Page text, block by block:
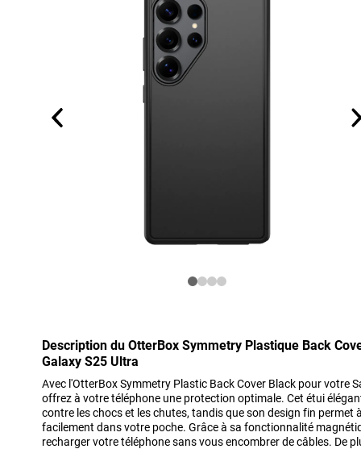
Description du OtterBox Symmetry Plastique Back
Galaxy S25 Ultra
Avec l'OtterBox Symmetry Plastic Back Cover Black pour votre
offrez à votre téléphone une protection optimale. Cet étui
contre les chocs et les chutes, tandis que son design fin permet
facilement dans votre poche. Grâce à sa fonctionnalité
recharger votre téléphone sans vous encombrer de câbles. De